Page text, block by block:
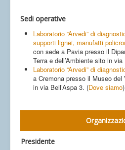
Sedi operative
Laboratorio “Arvedi” di
supporti lignei, manufatti
con sede a Pavia presso il
Terra e dell’Ambiente sito in
Laboratorio “Arvedi” di
a Cremona presso il Museo
in via Bell’Aspa 3. (Dove siamo)
Presidente